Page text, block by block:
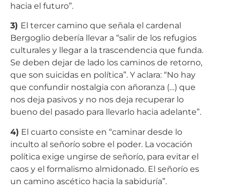
hacia el futuro”.
3) El tercer camino que señala el cardenal
Bergoglio debería llevar a “salir de los refugios
culturales y llegar a la trascendencia que funda.
Se deben dejar de lado los caminos de retorno,
que son suicidas en política”. Y aclara: “No hay
que confundir nostalgia con añoranza (…) que
nos deja pasivos y no nos deja recuperar lo
bueno del pasado para llevarlo hacia adelante”.
4) El cuarto consiste en “caminar desde lo
inculto al señorío sobre el poder. La vocación
política exige ungirse de señorío, para evitar el
caos y el formalismo almidonado. El señorío es
un camino ascético hacia la sabiduría”.